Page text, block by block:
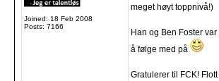
Joined: 18 Feb 2008
Posts: 7166
meget høyt toppnivå!)
Han og Ben Foster
å følge med på
Gratulerer til FCK!